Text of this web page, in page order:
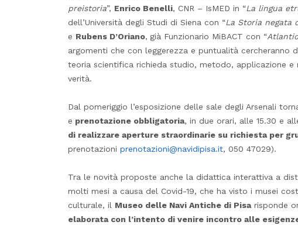
preistoria”, Enrico Benelli, CNR – IsMED in “La lingua
dell’Università degli Studi di Siena con “La Storia negata
e Rubens D’Oriano, già Funzionario MiBACT con “
argomenti che con leggerezza e puntualità
teoria scientifica richieda studio, metodo, applicazione e
verità.
Dal pomeriggio l’esposizione delle sale degli Arsenali
e prenotazione obbligatoria, in due orari, alle 15.30 e
di realizzare aperture straordinarie su richiesta per
prenotazioni prenotazioni@navidipisa.it, 050 47029).
Tra le novità proposte anche la didattica interattiva a
molti mesi a causa del Covid-19, che ha visto i musei
culturale, il Museo delle Navi Antiche di Pisarisponde
elaborata con l’intento di venire incontro alle